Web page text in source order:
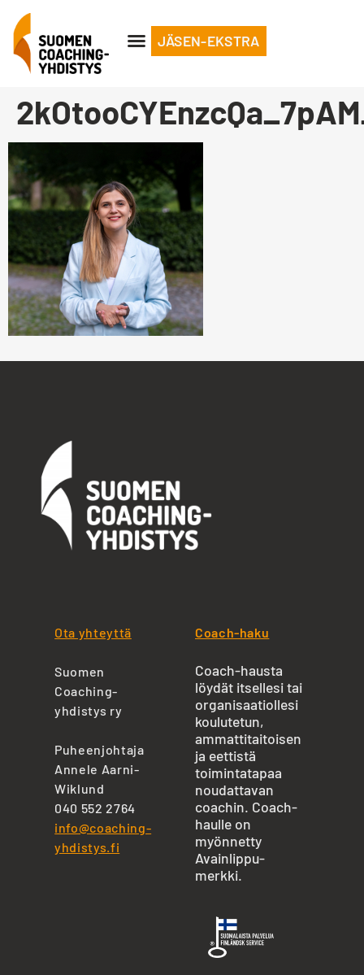
JÄSEN-EKSTRA
Ota yhteyttä
Suomen
Coaching-
yhdistys ry
Puheenjohtaja
Annele Aarni-
Wiklund
040 552 2764
info@coaching-
yhdistys.fi
Coach-haku
Coach-hausta
löydät itsellesi tai
organisaatiollesi
koulutetun,
ammattitaitoisen
ja eettistä
toimintatapaa
noudattavan
coachin. Coach-
haulle on
myönnetty
Avainlippu-
merkki.